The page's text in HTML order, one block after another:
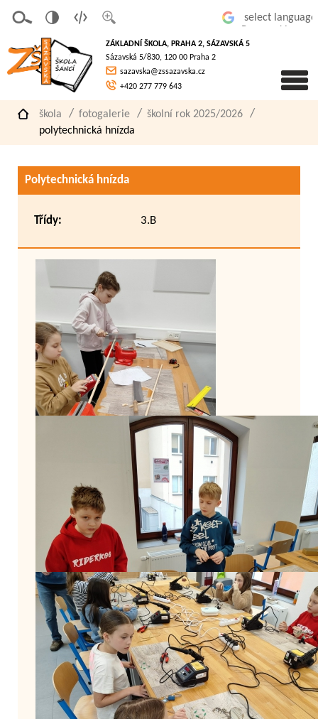
písmo
á
verze
pro
slaboz
raké
ZÁKLADNÍ ŠKOLA, PRAHA 2, SÁZAVSKÁ 5
Sázavská 5/830, 120 00 Praha 2
sazavska@zssazavska.cz
+420 277 779 643
škola fotogalerie
školní rok 2025/2026
polytechnická hnízda
Polytechnická hnízda
Třídy: 3.B